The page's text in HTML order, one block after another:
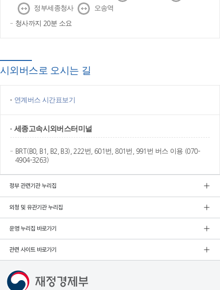
↔
정부세종청사 ↔
오송역
청사까지 20분 소요
시외버스로 오시는 길
연계버스 시간표보기
세종고속시외버스터미널
BRT(B0, B1, B2, B3), 222번, 601번, 801번, 991번 버스 이용 (070-
4904-3263)
정부 관련기관 누리집
외청 및 유관기관 누리집
운영 누리집 바로가기
관련 사이트 바로가기